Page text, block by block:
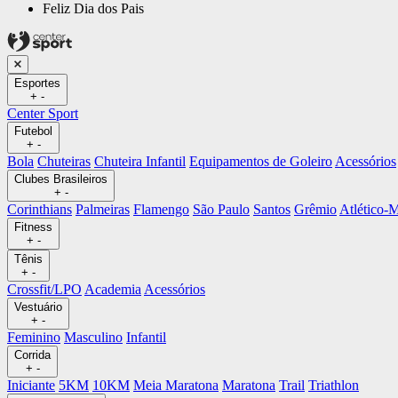
Feliz Dia dos Pais
Esportes
+ -
Center Sport
Futebol
+ -
Bola Chuteiras Chuteira Infantil Equipamentos de Goleiro Acessórios
Clubes Brasileiros
+ -
Corinthians Palmeiras Flamengo São Paulo Santos Grêmio Atlético-
Fitness
+ -
Tênis
+ -
Crossfit/LPO Academia Acessórios
Vestuário
+ -
Feminino Masculino Infantil
Corrida
+ -
Iniciante 5KM 10KM Meia Maratona Maratona Trail Triathlon